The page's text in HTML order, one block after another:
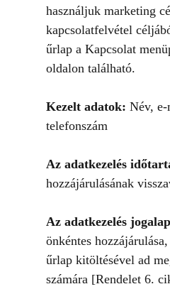
használjuk marketing
kapcsolatfelvétel
űrlap a Kapcsolat
oldalon található.
Kezelt adatok: Név,
telefonszám
Az adatkezelés
hozzájárulásának
Az adatkezelés
önkéntes
űrlap kitöltésével ad
számára [Rendelet 6.